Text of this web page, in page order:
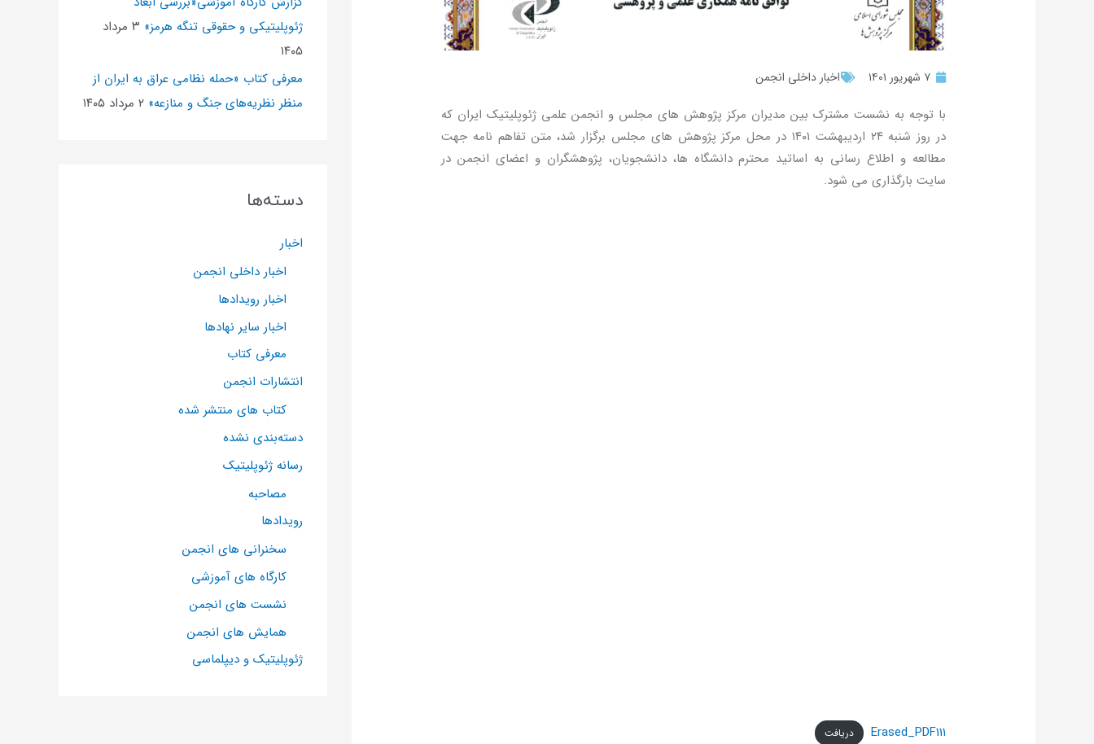
۷ شهریور ۱۴۰۱ اخبار داخلی انجمن
با توجه به نشست مشترک بین مدیران مرکز پژوهش های مجلس و انجمن علمی ژئوپلیتیک ایران که
در روز شنبه ۲۴ اردیبهشت ۱۴۰۱ در محل مرکز پژوهش های مجلس برگزار شد، متن تفاهم نامه جهت
مطالعه و اطلاع رسانی به اساتید محترم دانشگاه ها، دانشجویان، پژوهشگران و اعضای انجمن در
سایت بارگذاری می شود.
Erased_PDF111 دریافت
ژئوپلیتیکی و حقوقی تنگه هرمز»
۳ مرداد
۱۴۰۵
معرفی کتاب «حمله نظامی عراق به ایران از
منظر نظریه‌های جنگ و منازعه» ۲ مرداد ۱۴۰۵
دسته‌ها
اخبار
اخبار داخلی انجمن
اخبار رویدادها
اخبار سایر نهادها
معرفی کتاب
انتشارات انجمن
کتاب های منتشر شده
دسته‌بندی نشده
رسانه ژئوپلیتیک
مصاحبه
رویدادها
سخنرانی های انجمن
کارگاه های آموزشی
نشست های انجمن
همایش های انجمن
ژئوپلیتیک و دیپلماسی